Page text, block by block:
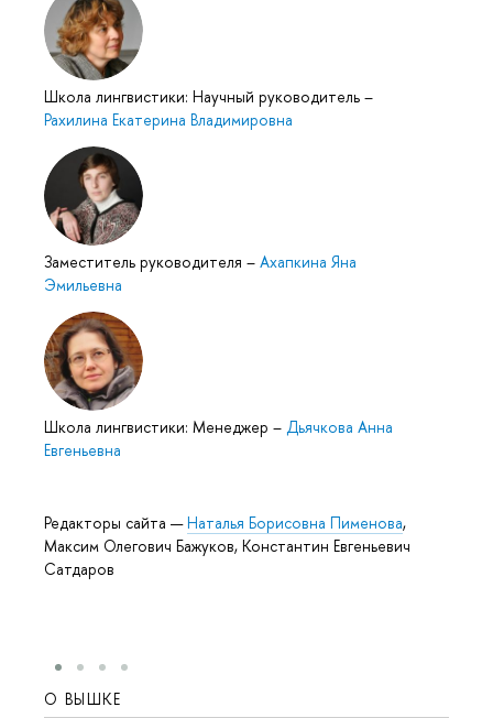
Школа лингвистики: Научный руководитель –
Рахилина Екатерина Владимировна
Заместитель руководителя – Ахапкина Яна
Эмильевна
Школа лингвистики: Менеджер – Дьячкова Анна
Евгеньевна
Редакторы сайта —Наталья Борисовна Пименова,
Максим Олегович Бажуков, Константин Евгеньевич
Сатдаров
О ВЫШКЕ